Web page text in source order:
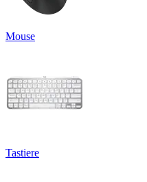
Mouse
Tastiere